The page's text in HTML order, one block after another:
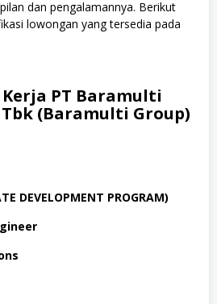
dan pengalamannya. Berikut
lowongan yang tersedia pada
PT Baramulti
(Baramulti Group)
DEVELOPMENT PROGRAM)